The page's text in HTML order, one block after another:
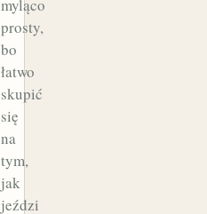
myląco
prosty,
bo
łatwo
skupić
się
na
tym,
jak
jeździ